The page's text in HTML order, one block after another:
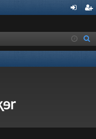
ne
xi
on
cri
pti
on